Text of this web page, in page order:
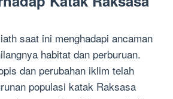
saat ini menghadapi ancaman
habitat dan perburuan.
dan perubahan iklim telah
populasi katak Raksasa